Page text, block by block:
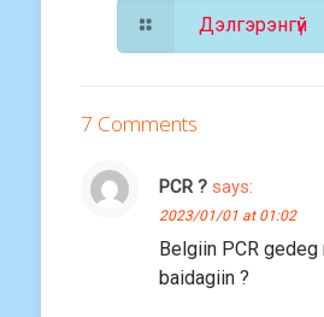
Дэлгэрэнгүй
7 Comments
PCR ? says:
2023/01/01 at 01:02
Belgiin PCR gedeg
baidagiin ?